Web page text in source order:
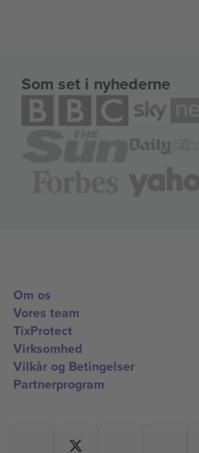
Som set i nyhederne
Om os
Vores team
TixProtect
Virksomhed
Vilkår og Betingelser
Partnerprogram